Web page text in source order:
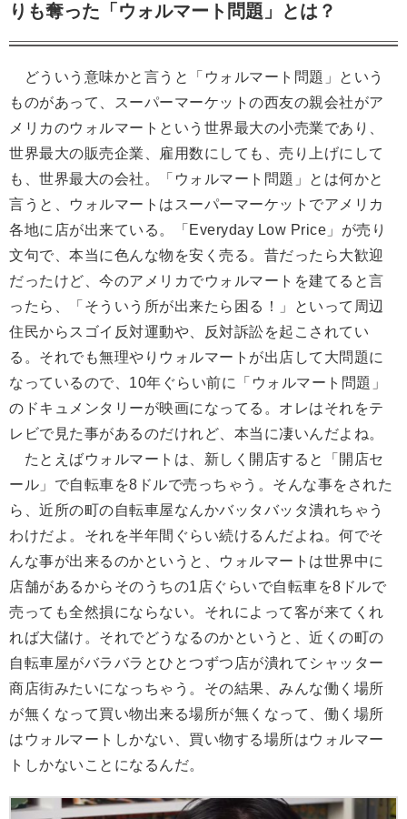
りも奪った「ウォルマート問題」とは？
どういう意味かと言うと「ウォルマート問題」という
ものがあって、スーパーマーケットの西友の親会社がア
メリカのウォルマートという世界最大の小売業であり、
世界最大の販売企業、雇用数にしても、売り上げにして
も、世界最大の会社。「ウォルマート問題」とは何かと
言うと、ウォルマートはスーパーマーケットでアメリカ
各地に店が出来ている。「Everyday Low Price」が売り
文句で、本当に色んな物を安く売る。昔だったら大歓迎
だったけど、今のアメリカでウォルマートを建てると言
ったら、「そういう所が出来たら困る！」といって周辺
住民からスゴイ反対運動や、反対訴訟を起こされてい
る。それでも無理やりウォルマートが出店して大問題に
なっているので、10年ぐらい前に「ウォルマート問題」
のドキュメンタリーが映画になってる。オレはそれをテ
レビで見た事があるのだけれど、本当に凄いんだよね。
たとえばウォルマートは、新しく開店すると「開店セ
ール」で自転車を8ドルで売っちゃう。そんな事をされた
ら、近所の町の自転車屋なんかバッタバッタ潰れちゃう
わけだよ。それを半年間ぐらい続けるんだよね。何でそ
んな事が出来るのかというと、ウォルマートは世界中に
店舗があるからそのうちの1店ぐらいで自転車を8ドルで
売っても全然損にならない。それによって客が来てくれ
れば大儲け。それでどうなるのかというと、近くの町の
自転車屋がバラバラとひとつずつ店が潰れてシャッター
商店街みたいになっちゃう。その結果、みんな働く場所
が無くなって買い物出来る場所が無くなって、働く場所
はウォルマートしかない、買い物する場所はウォルマー
トしかないことになるんだ。